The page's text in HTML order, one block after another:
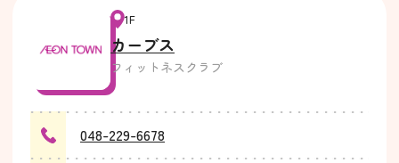
1F
カーブス
フィットネスクラブ
048-229-6678